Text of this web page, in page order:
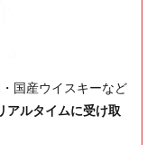
国産ウイスキーなど
アルタイムに受け取